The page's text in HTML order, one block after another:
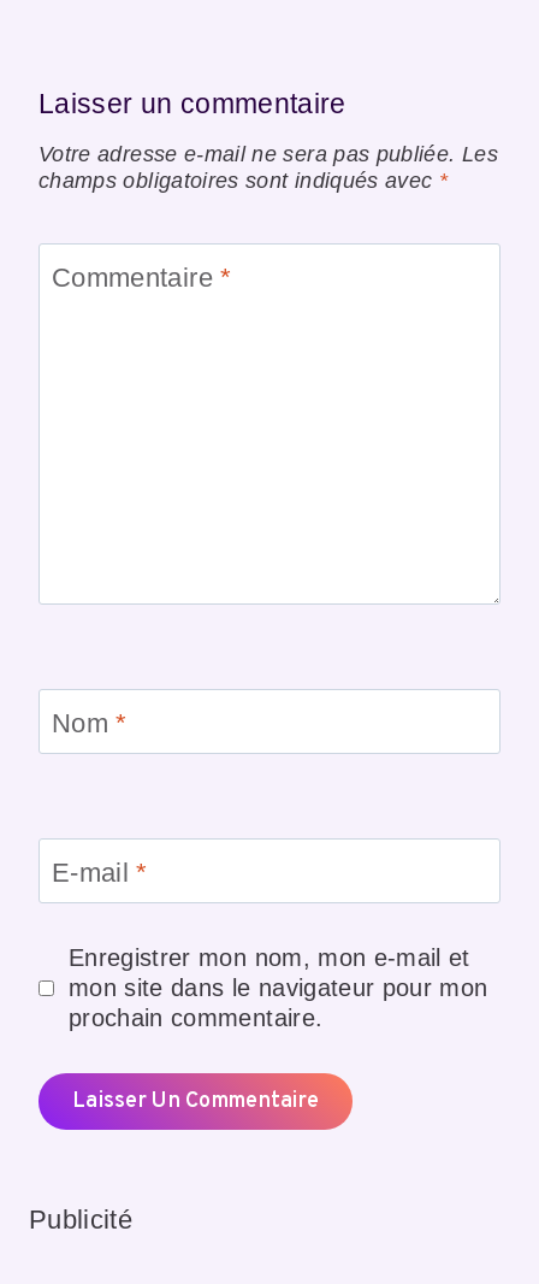
Laisser un commentaire
Votre adresse e-mail ne sera pas publiée. Les
champs obligatoires sont indiqués avec *
Commentaire*
Nom*
E-mail*
Enregistrer mon nom, mon e-mail et
mon site dans le navigateur pour mon
prochain commentaire.
Publicité